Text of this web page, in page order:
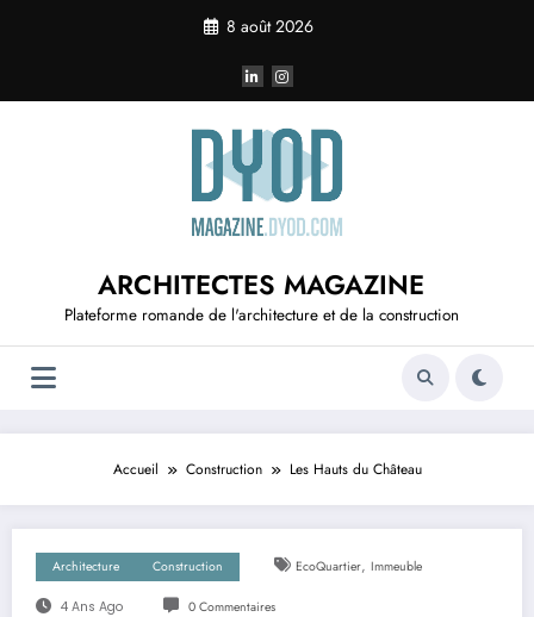
8 août 2026
ARCHITECTES MAGAZINE
Plateforme romande de l'architecture et de la construction
Accueil Construction Les Hauts du Château
Architecture Construction EcoQuartier, Immeuble
4 Ans Ago 0 Commentaires